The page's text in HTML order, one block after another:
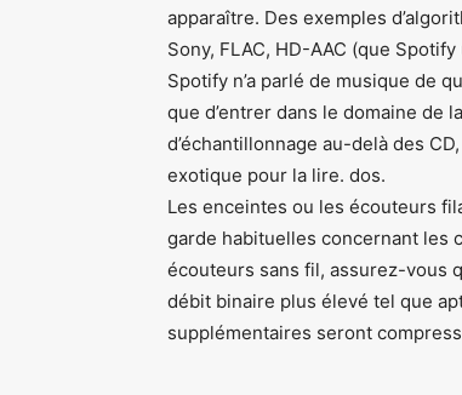
apparaître. Des exemples
Sony, FLAC, HD-AAC (que
Spotify n’a parlé de musique de
que d’entrer dans le domaine de
d’échantillonnage au-delà des
exotique pour la lire. dos.
Les enceintes ou les écouteurs
garde habituelles concernant les
écouteurs sans fil, assurez-vous
débit binaire plus élevé tel que
supplémentaires seront